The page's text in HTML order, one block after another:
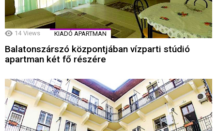
14 Views KIADÓ APARTMAN
Balatonszárszó központjában vízparti stúdió
apartman két fő részére